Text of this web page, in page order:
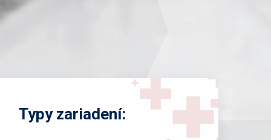
Typy zariadení: